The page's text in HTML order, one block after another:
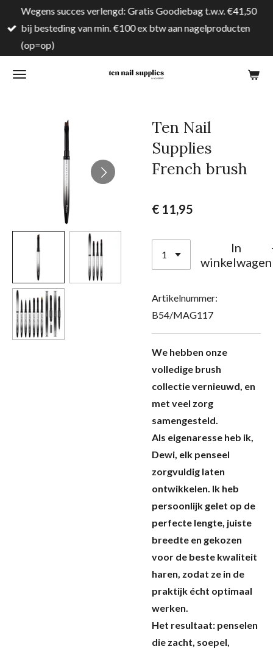
direct
naar
hoofdinhoud
Wegens succes verlengd: Gratis Goodiebag t.w.v. €41,50
bij besteding van min. €100 ex btw aan nagelproducten
(op=op)
Ten Nail
Supplies
French brush
€ 11,95
In
winkelwagen
Artikelnummer:
B54/MAG117
We hebben onze
volledige brush
collectie vernieuwd, en
met veel zorg
samengesteld.
Als eigenaresse heb ik,
Dewi, elk penseel
zorgvuldig laten
ontwikkelen. Ik heb
persoonlijk gelet op de
perfecte lengte, juiste
breedte en gekozen
voor de beste kwaliteit
haren, zodat ze in de
praktijk écht optimaal
werken.
Het resultaat: penselen
die zacht, soepel,